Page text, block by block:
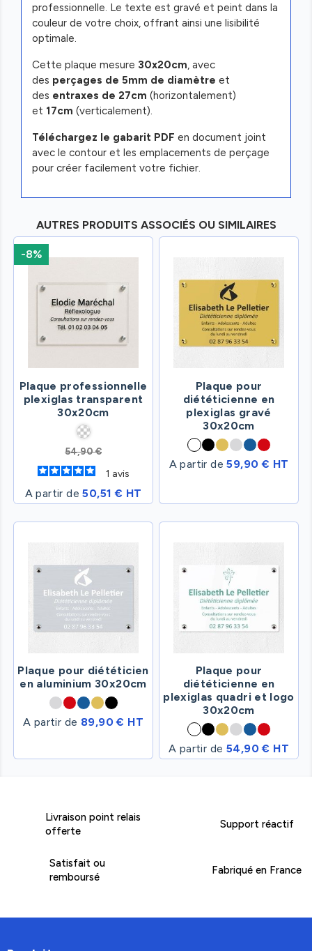
professionnelle. Le texte est gravé et peint dans la
couleur de votre choix, offrant ainsi une lisibilité
optimale.
Cette plaque mesure 30x20cm, avec
des perçages de 5mm de diamètre et
des entraxes de 27cm (horizontalement)
et 17cm (verticalement).
Téléchargez le gabarit PDF en document joint
avec le contour et les emplacements de perçage
pour créer facilement votre fichier.
AUTRES PRODUITS ASSOCIÉS OU SIMILAIRES
Plaque professionnelle
plexiglas transparent
30x20cm
54,90 €
1 avis
A partir de50,51 € HT
-8%
Plaque pour
diététicienne en
plexiglas gravé
30x20cm
A partir de59,90 € HT
Plaque pour diététicien
en aluminium 30x20cm
A partir de 89,90 € HT
Plaque pour
diététicienne en
plexiglas quadri et logo
30x20cm
A partir de 54,90 € HT
Livraison point relais
offerte
Support réactif
Satisfait ou
remboursé
Fabriqué en France